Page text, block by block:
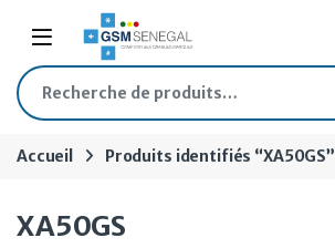
Skip to navigation
Skip to content
Open
Recherche pour :
Accueil Produits identifiés “XA50GS”
XA50GS